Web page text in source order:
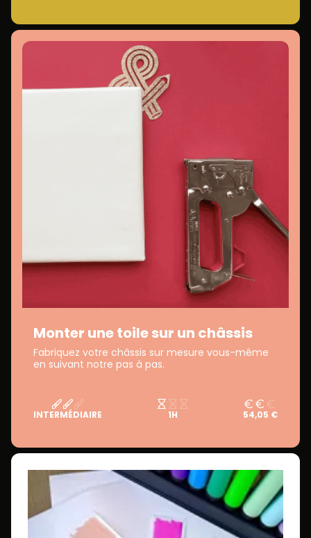
Monter une toile sur un châssis
Fabriquez votre châssis sur mesure vous-même
en suivant notre pas à pas.
INTERMÉDIAIRE 1H 54,05 €